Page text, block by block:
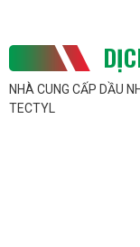
NHÀ CUNG CẤP DẦU
TECTYL